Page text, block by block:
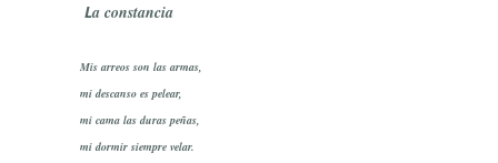
La constancia
Mis arreos son las armas,
mi descanso es pelear,
mi cama las duras peñas,
mi dormir siempre velar.